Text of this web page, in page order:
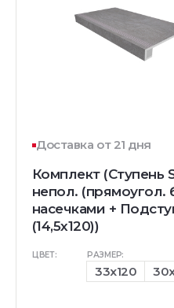
Доставка от 21 дня
Комплект (Ступень
непол. (прямоугол.
насечками +
(14,5x120))
ЦВЕТ: РАЗМЕР:
33x120